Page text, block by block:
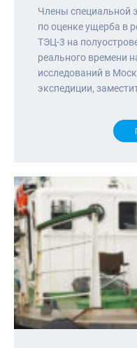
Члены специальной
по оценке ущерба в
ТЭЦ-3 на
реального времени
исследований в
экспедиции,